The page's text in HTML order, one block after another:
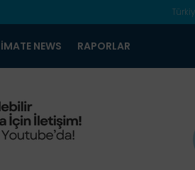
NEWS RAPORLAR